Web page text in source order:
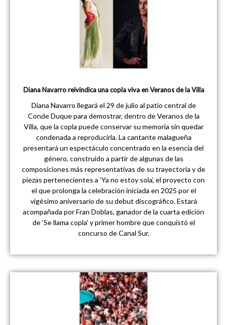
Diana Navarro reivindica una copla viva en Veranos de la Villa
Diana Navarro llegará el 29 de julio al patio central de
Conde Duque para demostrar, dentro de Veranos de la
Villa, que la copla puede conservar su memoria sin quedar
condenada a reproducirla. La cantante malagueña
presentará un espectáculo concentrado en la esencia del
género, construido a partir de algunas de las
composiciones más representativas de su trayectoria y de
piezas pertenecientes a ‘Ya no estoy sola’, el proyecto con
el que prolonga la celebración iniciada en 2025 por el
vigésimo aniversario de su debut discográfico. Estará
acompañada por Fran Doblas, ganador de la cuarta edición
de ‘Se llama copla’ y primer hombre que conquistó el
concurso de Canal Sur.